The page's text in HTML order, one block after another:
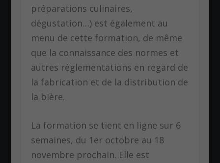
préparations culinaires,
dégustation…) est également au
menu de cette formation, de même
que la connaissance des normes et
autres réglementations en regard de
la fabrication et de la distribution de
la bière.
La formation se tient en ligne sur 6
semaines, du 1er octobre au 18
novembre prochain. Elle est